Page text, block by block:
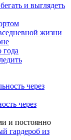
и выглядеть
жизни
года
через
и постоянно